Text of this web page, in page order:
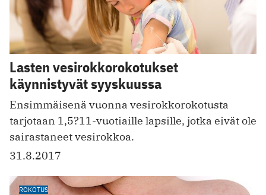
Lasten vesirokkorokotukset
käynnistyvät syyskuussa
Ensimmäisenä vuonna vesirokkorokotusta
tarjotaan 1,5?11-vuotiaille lapsille, jotka eivät ole
sairastaneet vesirokkoa.
31.8.2017
ROKOTUS